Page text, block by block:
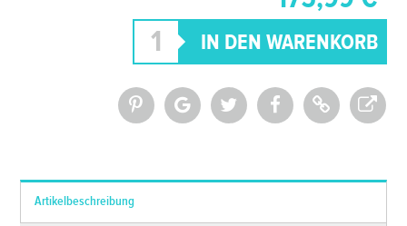
Artikelbeschreibung